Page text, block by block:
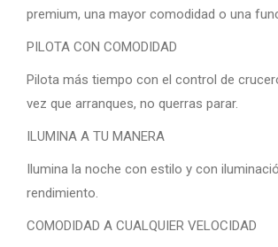
premium, una mayor comodidad o una
PILOTA CON COMODIDAD
Pilota más tiempo con el control de
vez que arranques, no querras parar.
ILUMINA A TU MANERA
Ilumina la noche con estilo y con
rendimiento.
COMODIDAD A CUALQUIER VELOCIDAD